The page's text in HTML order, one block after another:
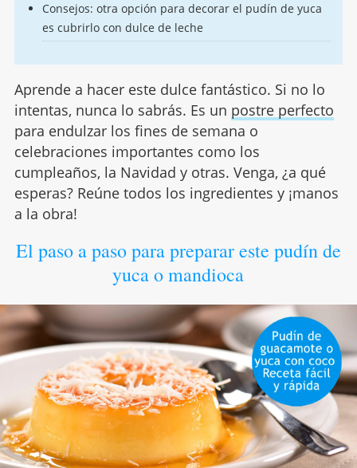
Consejos: otra opción para decorar el pudín de yuca
es cubrirlo con dulce de leche
Aprende a hacer este dulce fantástico. Si no lo
intentas, nunca lo sabrás. Es un postre perfecto
para endulzar los fines de semana o
celebraciones importantes como los
cumpleaños, la Navidad y otras. Venga, ¿a qué
esperas? Reúne todos los ingredientes y ¡manos
a la obra!
El paso a paso para preparar este pudín de
yuca o mandioca